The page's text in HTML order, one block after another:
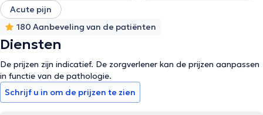
n'hésitez pas à me joindre au 0490.21.29.36
Acute pijn
180 Aanbeveling van de patiënten
Diensten
De prijzen zijn indicatief. De zorgverlener kan de prijzen aanpassen
in functie van de pathologie.
Schrijf u in om de prijzen te zien